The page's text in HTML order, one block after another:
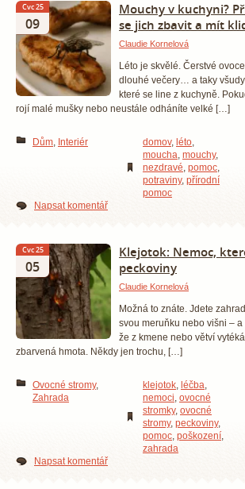
Čvc 25
09
Mouchy v kuchyni?
se jich zbavit a mít
Claudie Kornelová
Léto je skvělé. Čerstvé
dlouhé večery… a taky
které se line z kuchyně.
rojí malé mušky nebo neustále odháníte velké […]
Dům, Interiér domov, léto,
moucha, mouchy,
nezdravé, pomoc,
potraviny, přírodní
pomoc
Napsat komentář
Čvc 25
05
Klejotok: Nemoc,
peckoviny
Claudie Kornelová
Možná to znáte. Jdete
svou meruňku nebo višni –
že z kmene nebo větví
zbarvená hmota. Někdy jen trochu, […]
Ovocné stromy,
Zahrada
klejotok, léčba,
nemoci, ovocné
stromky, ovocné
stromy, peckoviny,
pomoc, poškození,
zahrada
Napsat komentář